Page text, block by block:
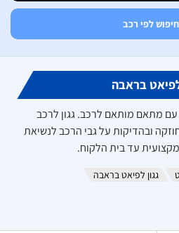
חיפוש לפי רכב
לפיאט בראבה
עם מתאם מותאם לרכב. גגון לרכב
ובהדיקות על גבי הרכב לנשיאת
עד בית הלקוח.
גגון לפיאט בראבה